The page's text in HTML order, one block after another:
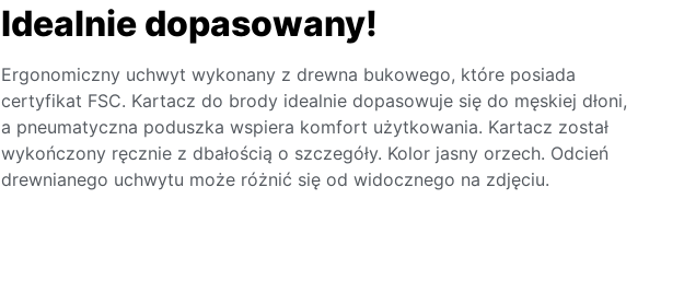
Idealnie dopasowany!
Ergonomiczny uchwyt wykonany z drewna bukowego, które posiada
certyfikat FSC. Kartacz do brody idealnie dopasowuje się do męskiej dłoni,
a pneumatyczna poduszka wspiera komfort użytkowania. Kartacz został
wykończony ręcznie z dbałością o szczegóły. Kolor jasny orzech. Odcień
drewnianego uchwytu może różnić się od widocznego na zdjęciu.